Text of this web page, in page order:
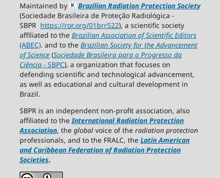
Maintained by
Brazilian Radiation Protection Society
(Sociedade Brasileira de Proteção Radiológica -
SBPR https://ror.org/01brr522), a scientific society
affiliated to the Brazilian Association of Scientific Editors
(ABEC). and to the Brazilian Society for the Advancement
of Science(Sociedade Brasileira para o Progresso da
Ciência −SBPC), a organization that focuses on
defending scientific and technological advancement,
as well as educational and cultural development in
Brazil.
SBPR is an independent non-profit association, also
affiliated to the International Radiation Protection
Association, the global voice of the radiation protection
professionals, and to the FRALC, the Latin American
and Caribbean Federation of Radiation Protection
Societies.